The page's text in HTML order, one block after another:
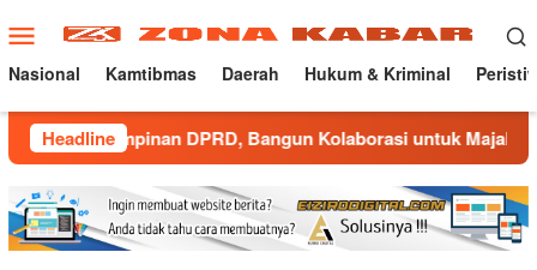
ke
konten
Menu
Mobile
Nasional Kamtibmas Daerah Hukum & Kriminal
Headline
DPRD, Bangun Kolaborasi untuk Majalengka Kondusif